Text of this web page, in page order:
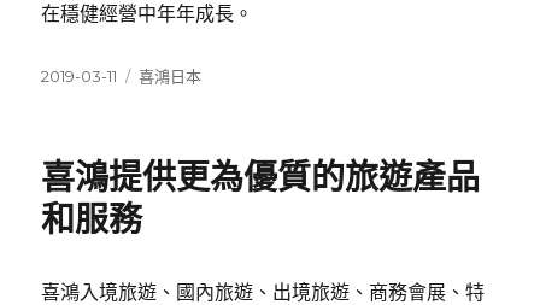
在穩健經營中年年成長。
發
2019-03-11
分
喜鴻日本
喜鴻提供更為優質的旅遊產品
和服務
喜鴻入境旅遊、國內旅遊、出境旅遊、商務會展、特